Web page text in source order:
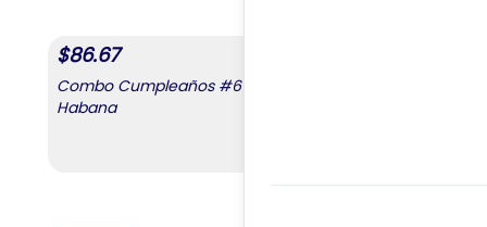
$86.67
Combo Cumpleaños #6 La
Habana